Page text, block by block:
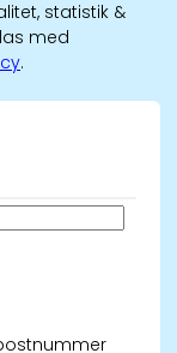
statistik &
med
.